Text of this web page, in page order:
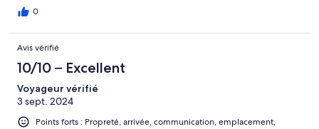
0
Avis vérifié
10/10 – Excellent
Voyageur vérifié
3 sept. 2024
Points forts : Propreté, arrivée, communication, emplacement,